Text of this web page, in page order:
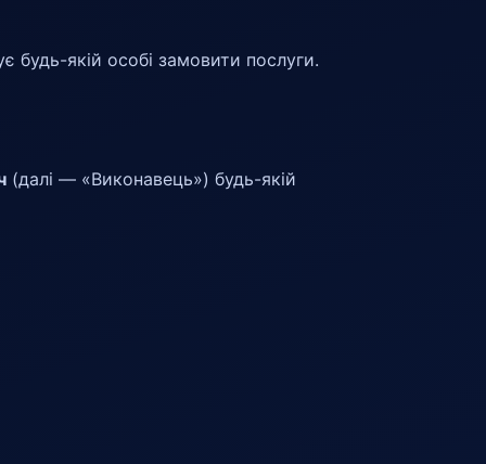
будь-якій особі замовити послуги.
(далі — «Виконавець») будь-якій